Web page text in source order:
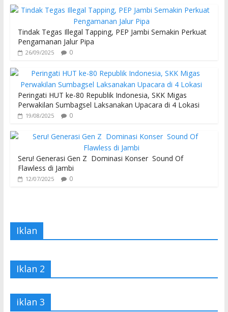
Tindak Tegas Illegal Tapping, PEP Jambi Semakin Perkuat
Pengamanan Jalur Pipa
26/09/2025 0
Peringati HUT ke-80 Republik Indonesia, SKK Migas
Perwakilan Sumbagsel Laksanakan Upacara di 4 Lokasi
19/08/2025 0
Seru! Generasi Gen Z Dominasi Konser Sound Of
Flawless di Jambi
12/07/2025 0
Iklan
Iklan 2
iklan 3